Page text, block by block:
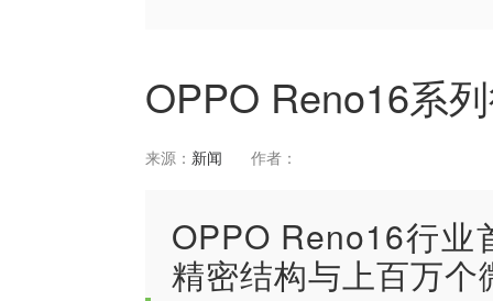
OPPO Reno16系
来源： 新闻 作者：
OPPO Reno16行
精密结构与上百万个